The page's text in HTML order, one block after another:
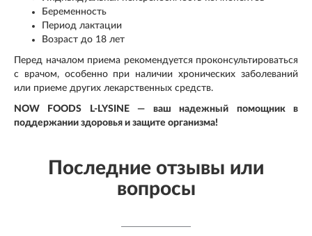
Беременность
Период лактации
Возраст до 18 лет
Перед началом приема рекомендуется проконсультироваться
с врачом, особенно при наличии хронических заболеваний
или приеме других лекарственных средств.
NOW FOODS L-LYSINE — ваш надежный помощник в
поддержании здоровья и защите организма!
Последние отзывы или
вопросы